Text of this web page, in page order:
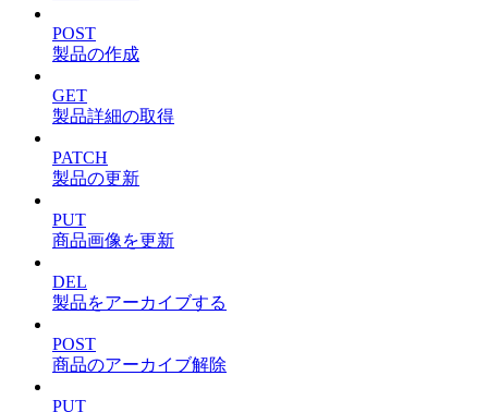
POST
製品の作成
GET
製品詳細の取得
PATCH
製品の更新
PUT
商品画像を更新
DEL
製品をアーカイブする
POST
商品のアーカイブ解除
PUT